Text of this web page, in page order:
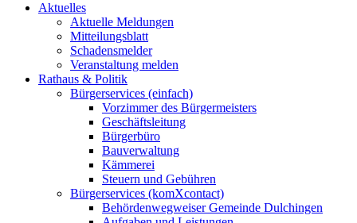
Aktuelles
Aktuelle Meldungen
Mitteilungsblatt
Schadensmelder
Veranstaltung melden
Rathaus & Politik
Bürgerservices (einfach)
Vorzimmer des Bürgermeisters
Geschäftsleitung
Bürgerbüro
Bauverwaltung
Kämmerei
Steuern und Gebühren
Bürgerservices (komXcontact)
Behördenwegweiser Gemeinde Dulchingen